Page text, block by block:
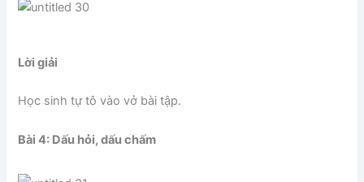
Lời giải
Học sinh tự tô vào vở bài tập.
Bài 4: Dấu hỏi, dấu chấm